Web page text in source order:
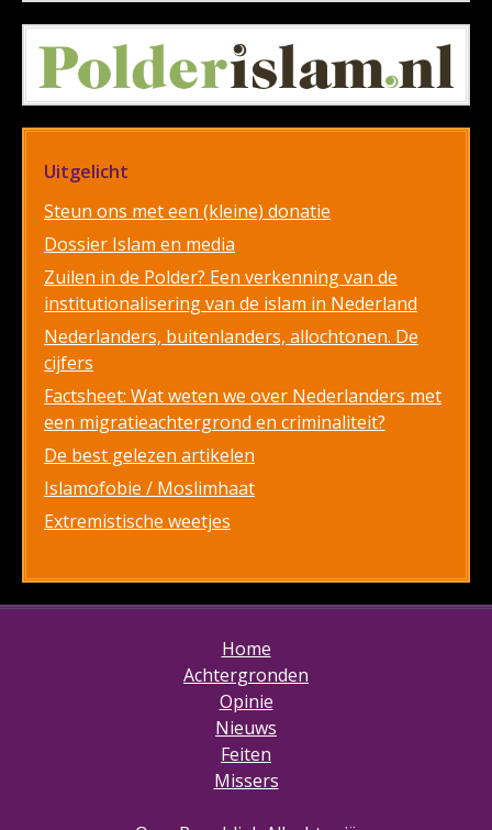
Uitgelicht
Steun ons met een (kleine) donatie
Dossier Islam en media
Zuilen in de Polder? Een verkenning van de
institutionalisering van de islam in Nederland
Nederlanders, buitenlanders, allochtonen. De
cijfers
Factsheet: Wat weten we over Nederlanders met
een migratieachtergrond en criminaliteit?
De best gelezen artikelen
Islamofobie / Moslimhaat
Extremistische weetjes
Home
Achtergronden
Opinie
Nieuws
Feiten
Missers